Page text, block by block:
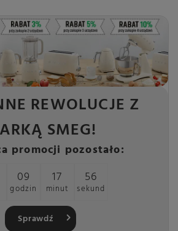
REWOLUCJE Z
SMEG!
promocji pozostało:
09
godzin
17
minut
55
sekund
Sprawdź